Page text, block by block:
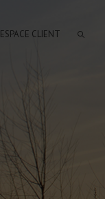
ESPACE CLIENT